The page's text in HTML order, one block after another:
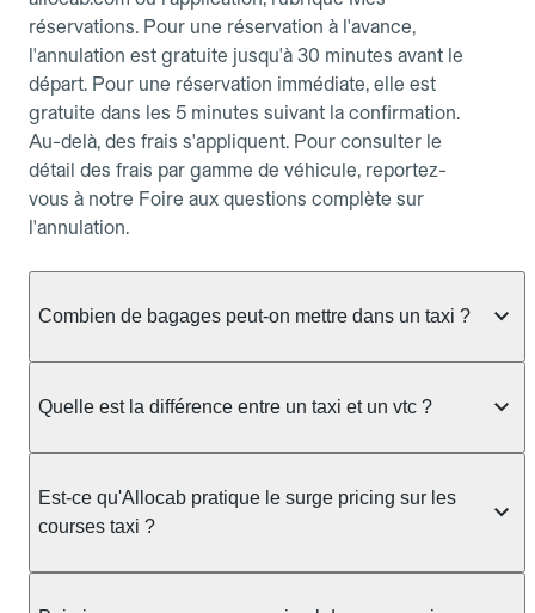
réservations. Pour une réservation à l'avance,
l'annulation est gratuite jusqu'à 30 minutes avant le
départ. Pour une réservation immédiate, elle est
gratuite dans les 5 minutes suivant la confirmation.
Au-delà, des frais s'appliquent. Pour consulter le
détail des frais par gamme de véhicule, reportez-
vous à notre Foire aux questions complète sur
l'annulation.
Combien de bagages peut-on mettre dans un taxi ?
taxi berline accueille en général jusqu'à 3 bagages
ou nombreux, précisez-le dans le champ "Message
au chauffeur" lors de la réservation. Le prix n'est
pas impacté par le nombre de bagages.
Quelle est la différence entre un taxi et un vtc ?
prendre en charge directement dans la rue, à une
station ou sur réservation, avec un tarif au
réservation et propose un prix fixe annoncé à
Est-ce qu'Allocab pratique le surge pricing sur les
courses taxi ?